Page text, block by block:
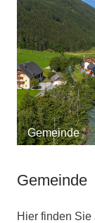
Gemeinde
Gemeinde
Hier finden